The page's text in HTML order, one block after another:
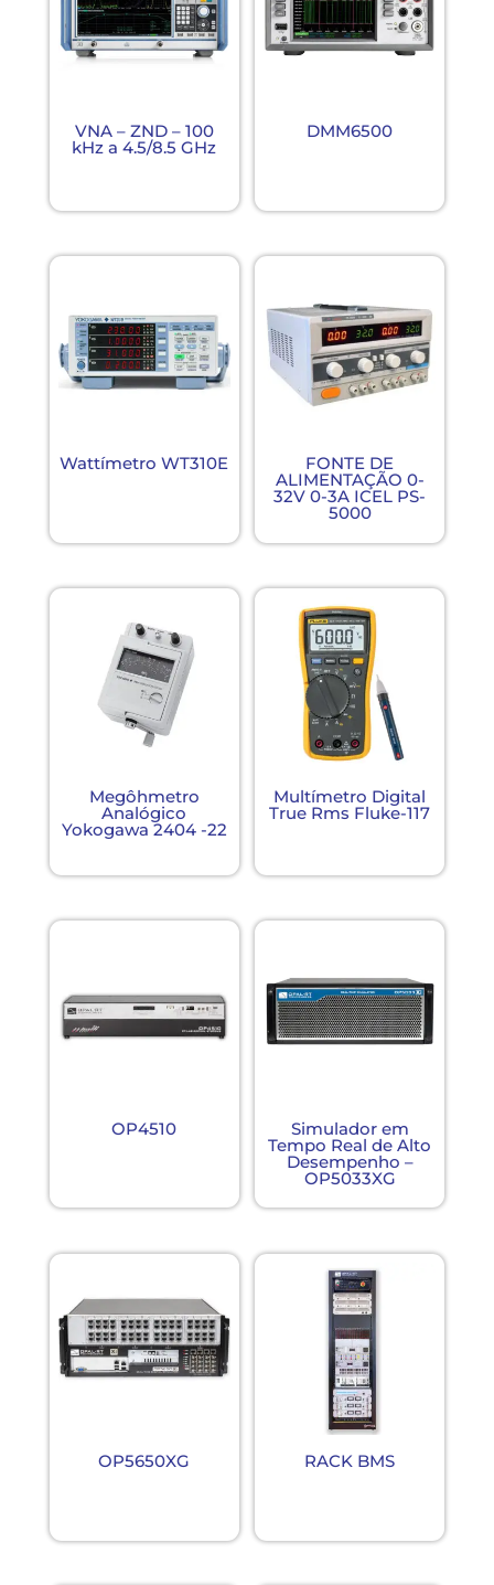
VNA – ZND – 100
kHz a 4.5/8.5 GHz
DMM6500
Wattímetro WT310E FONTE DE
ALIMENTAÇÃO 0-
32V 0-3A ICEL PS-
5000
Megôhmetro
Analógico
Yokogawa 2404 -22
Multímetro Digital
True Rms Fluke-117
OP4510 Simulador em
Tempo Real de Alto
Desempenho –
OP5033XG
OP5650XG RACK BMS